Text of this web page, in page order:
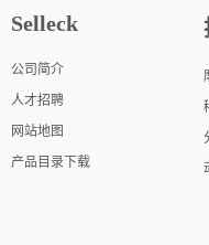
Selleck
公司简介
人才招聘
网站地图
产品目录下载